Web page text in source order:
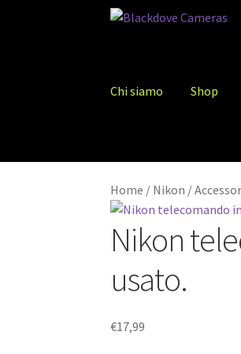
Vai
Vai
Chi siamo Shop
Home / Nikon /
Nikon
usato.
€17,99